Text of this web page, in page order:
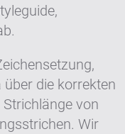
die korrekten
von
Wir